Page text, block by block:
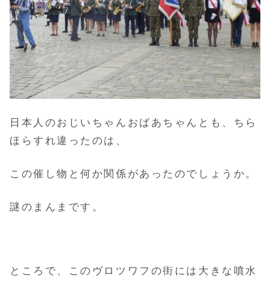
日本人のおじいちゃんおばあちゃんとも、ちら
ほらすれ違ったのは、
この催し物と何か関係があったのでしょうか。
謎のまんまです。
ところで、このヴロツワフの街には大きな噴水